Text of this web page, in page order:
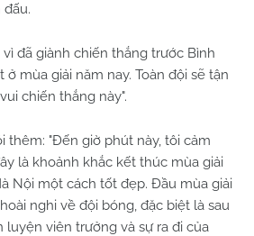
đấu.
đã giành chiến thắng trước Bình
mùa giải năm nay. Toàn đội sẽ tận
chiến thắng này".
thêm: "Đến giờ phút này, tôi cảm
là khoảnh khắc kết thúc mùa giải
Nội một cách tốt đẹp. Đầu mùa giải
nghi về đội bóng, đặc biệt là sau
luyện viên trưởng và sự ra đi của